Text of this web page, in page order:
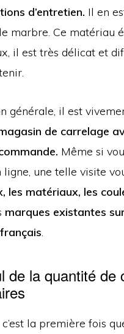
d’entretien. Il en
marbre. Ce matériau
il est très délicat et
générale, il est
de carrelage
Même si
ligne, une telle visite
les matériaux, les
marques existantes
.
de la quantité de
c’est la première fois